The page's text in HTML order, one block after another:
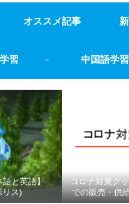
オススメ記事
習 中国語学習
語と英語】
リス)
コロナ対策グ
での販売・供